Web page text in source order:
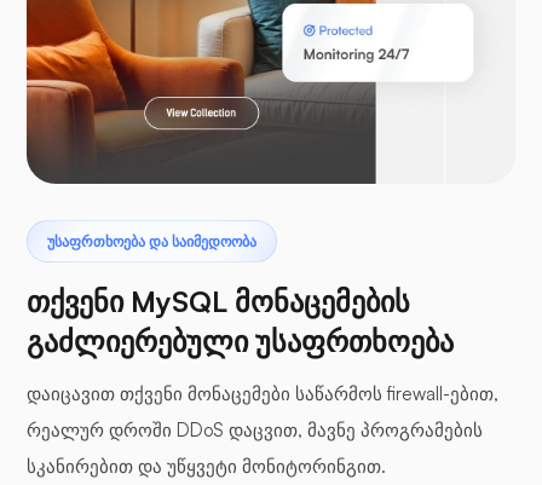
ლარაველი
პტეროდაქტილი
ბუფერული პანელები
ᲣᲡᲐᲤᲠᲗᲮᲝᲔᲑᲐ ᲓᲐ ᲡᲐᲘᲛᲔᲓᲝᲝᲑᲐ
თქვენი MySQL მონაცემების
გაძლიერებული უსაფრთხოება
დაიცავით თქვენი მონაცემები საწარმოს firewall-ებით,
რეალურ დროში DDoS დაცვით, მავნე პროგრამების
სკანირებით და უწყვეტი მონიტორინგით.